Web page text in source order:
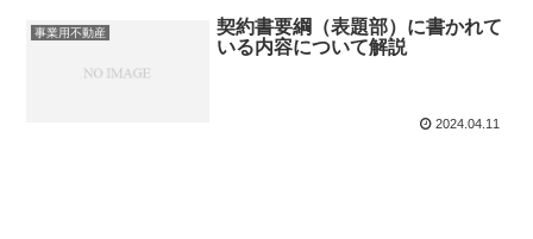
事業用不動産
契約書要綱（表題部）に書かれて
いる内容について解説
2024.04.11